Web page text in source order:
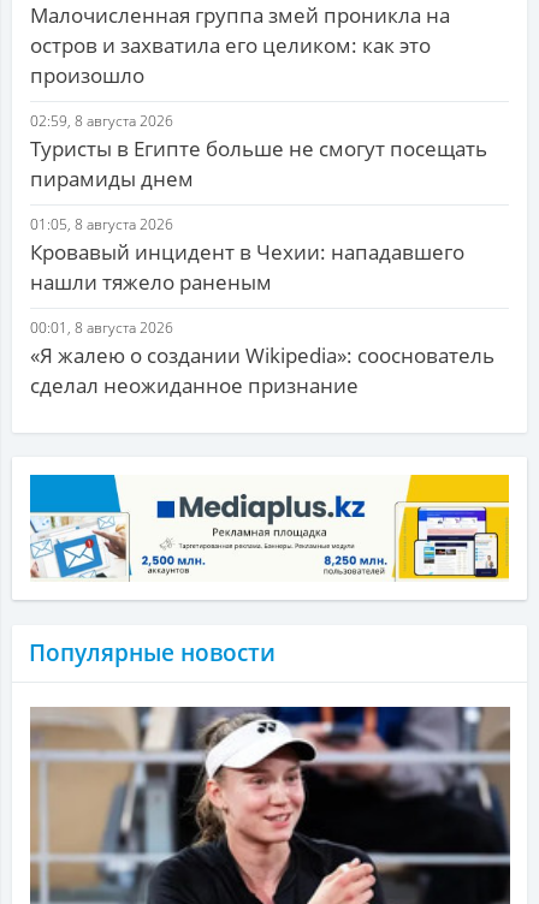
Малочисленная группа змей проникла на
остров и захватила его целиком: как это
произошло
02:59, 8 августа 2026
Туристы в Египте больше не смогут посещать
пирамиды днем
01:05, 8 августа 2026
Кровавый инцидент в Чехии: нападавшего
нашли тяжело раненым
00:01, 8 августа 2026
«Я жалею о создании Wikipedia»: сооснователь
сделал неожиданное признание
Популярные новости